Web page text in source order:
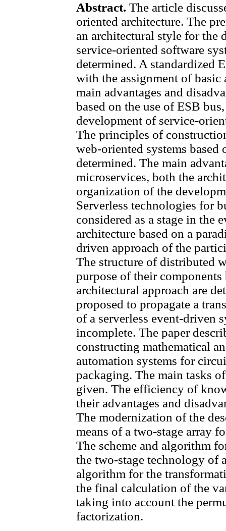
Abstract. The article
oriented architecture. The
an architectural style for the
service-oriented software
determined. A standardized
with the assignment of
main advantages and
based on the use of ESB
development of service-
The principles of
web-oriented systems based
determined. The main
microservices, both the
organization of the
Serverless technologies for
considered as a stage in the
architecture based on a
driven approach of the
The structure of distributed
purpose of their
architectural approach are
proposed to propagate a
of a serverless event-driven
incomplete. The paper
constructing mathematical
automation systems for
packaging. The main tasks
given. The efficiency of
their advantages and
The modernization of the
means of a two-stage array
The scheme and algorithm
the two-stage technology of
algorithm for the
the final calculation of the
taking into account the
factorization.